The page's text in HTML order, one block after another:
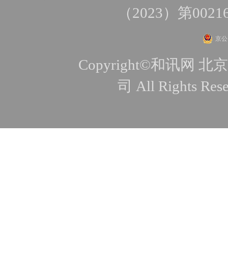
（2023）第
京
Copyright©和讯网 北
司 All Rights